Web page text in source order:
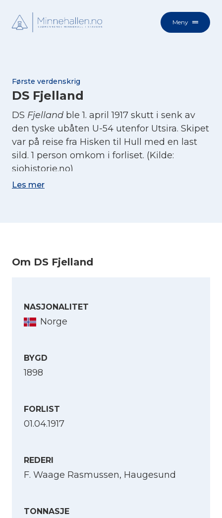
Meny
Første verdenskrig
DS Fjelland
DS Fjelland ble 1. april 1917 skutt i senk av
den tyske ubåten U-54 utenfor Utsira. Skipet
var på reise fra Hisken til Hull med en last
sild. 1 person omkom i forliset. (Kilde:
sjohistorie.no)
Sjøforklaring:
Les mer
Om DS Fjelland
NASJONALITET
Norge
BYGD
1898
FORLIST
01.04.1917
REDERI
F. Waage Rasmussen, Haugesund
TONNASJE